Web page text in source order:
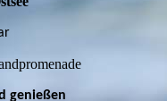
genießen